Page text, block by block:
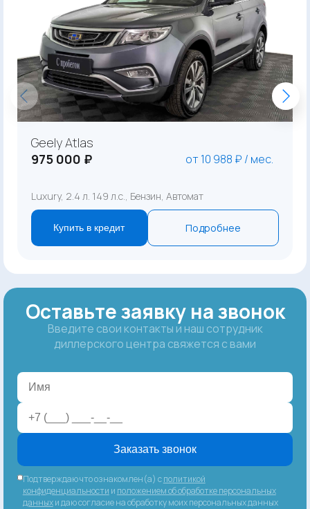
Geely Atlas
975 000 ₽
от 10 988 ₽ / мес.
Luxury, 2.4 л. 149 л.с., Бензин, Автомат
Купить в кредит Подробнее
Оставьте заявку на звонок
Введите свои контакты и наш сотрудник
диллерского центра свяжется с вами
Заказать звонок
Подтверждаю что ознакомлен(а) сполитикой
конфиденциальности и положением об обработке персональных
данныхи даю согласие на обработку моих персональных данных